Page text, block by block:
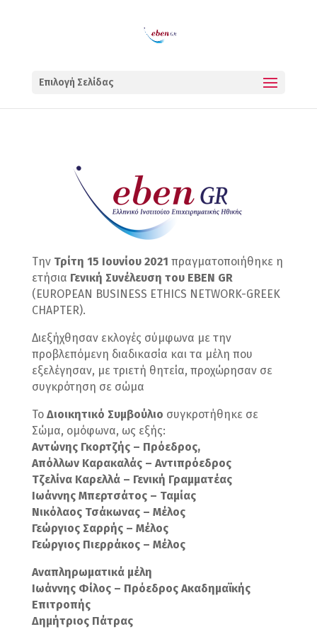
Επιλογή Σελίδας
Την Τρίτη 15 Ιουνίου 2021 πραγματοποιήθηκε η
ετήσια Γενική Συνέλευση του EBEN GR
(EUROPEAN BUSINESS ETHICS NETWORK-GREEK
CHAPTER).
Διεξήχθησαν εκλογές σύμφωνα με την
προβλεπόμενη διαδικασία και τα μέλη που
εξελέγησαν, με τριετή θητεία, προχώρησαν σε
συγκρότηση σε σώμα
Το Διοικητικό Συμβούλιο συγκροτήθηκε σε
Σώμα, ομόφωνα, ως εξής:
Αντώνης Γκορτζής – Πρόεδρος,
Απόλλων Καρακαλάς – Αντιπρόεδρος
Τζελίνα Καρελλά – Γενική Γραμματέας
Ιωάννης Μπερτσάτος – Ταμίας
Νικόλαος Τσάκωνας – Μέλος
Γεώργιος Σαρρής – Μέλος
Γεώργιος Πιερράκος – Μέλος
Αναπληρωματικά μέλη
Ιωάννης Φίλος – Πρόεδρος Ακαδημαϊκής
Επιτροπής
Δημήτριος Πάτρας